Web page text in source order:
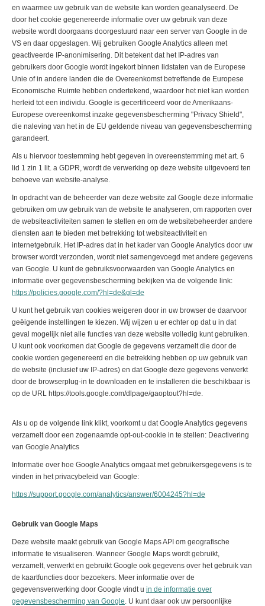
en waarmee uw gebruik van de website kan worden geanalyseerd. De
door het cookie gegenereerde informatie over uw gebruik van deze
website wordt doorgaans doorgestuurd naar een server van Google in de
VS en daar opgeslagen. Wij gebruiken Google Analytics alleen met
geactiveerde IP-anonimisering. Dit betekent dat het IP-adres van
gebruikers door Google wordt ingekort binnen lidstaten van de Europese
Unie of in andere landen die de Overeenkomst betreffende de Europese
Economische Ruimte hebben ondertekend, waardoor het niet kan worden
herleid tot een individu. Google is gecertificeerd voor de Amerikaans-
Europese overeenkomst inzake gegevensbescherming "Privacy Shield",
die naleving van het in de EU geldende niveau van gegevensbescherming
garandeert.
Als u hiervoor toestemming hebt gegeven in overeenstemming met art. 6
lid 1 zin 1 lit. a GDPR, wordt de verwerking op deze website uitgevoerd ten
behoeve van website-analyse.
In opdracht van de beheerder van deze website zal Google deze informatie
gebruiken om uw gebruik van de website te analyseren, om rapporten over
de websiteactiviteiten samen te stellen en om de websitebeheerder andere
diensten aan te bieden met betrekking tot websiteactiviteit en
internetgebruik. Het IP-adres dat in het kader van Google Analytics door uw
browser wordt verzonden, wordt niet samengevoegd met andere gegevens
van Google. U kunt de gebruiksvoorwaarden van Google Analytics en
informatie over gegevensbescherming bekijken via de volgende link:
https://policies.google.com/?hl=de&gl=de
U kunt het gebruik van cookies weigeren door in uw browser de daarvoor
geëigende instellingen te kiezen. Wij wijzen u er echter op dat u in dat
geval mogelijk niet alle functies van deze website volledig kunt gebruiken.
U kunt ook voorkomen dat Google de gegevens verzamelt die door de
cookie worden gegenereerd en die betrekking hebben op uw gebruik van
de website (inclusief uw IP-adres) en dat Google deze gegevens verwerkt
door de browserplug-in te downloaden en te installeren die beschikbaar is
op de URL https://tools.google.com/dlpage/gaoptout?hl=de.
Als u op de volgende link klikt, voorkomt u dat Google Analytics gegevens
verzamelt door een zogenaamde opt-out-cookie in te stellen: Deactivering
van Google Analytics
Informatie over hoe Google Analytics omgaat met gebruikersgegevens is te
vinden in het privacybeleid van Google:
https://support.google.com/analytics/answer/6004245?hl=de
Gebruik van Google Maps
Deze website maakt gebruik van Google Maps API om geografische
informatie te visualiseren. Wanneer Google Maps wordt gebruikt,
verzamelt, verwerkt en gebruikt Google ook gegevens over het gebruik van
de kaartfuncties door bezoekers. Meer informatie over de
gegevensverwerking door Google vindt u in de informatie over
gegevensbescherming van Google. U kunt daar ook uw persoonlijke